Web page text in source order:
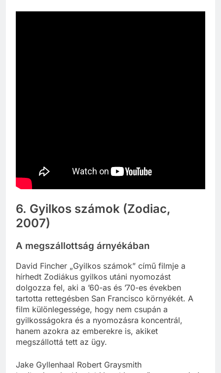
6. Gyilkos számok (Zodiac,
2007)
A megszállottság árnyékában
David Fincher „Gyilkos számok” című filmje a
hírhedt Zodiákus gyilkos utáni nyomozást
dolgozza fel, aki a ’60-as és ’70-es években
tartotta rettegésben San Francisco környékét. A
film különlegessége, hogy nem csupán a
gyilkosságokra és a nyomozásra koncentrál,
hanem azokra az emberekre is, akiket
megszállottá tett az ügy.
Jake Gyllenhaal Robert Graysmith